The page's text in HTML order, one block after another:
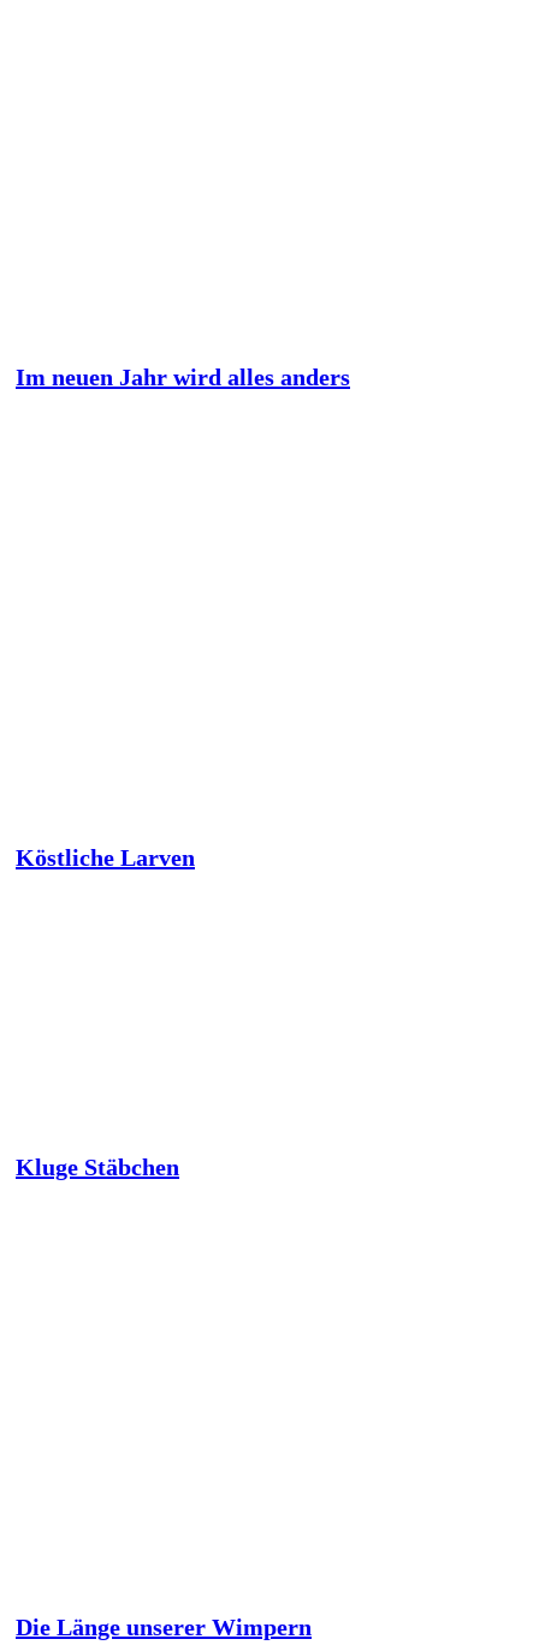
Im neuen Jahr wird alles anders
Köstliche Larven
Kluge Stäbchen
Die Länge unserer Wimpern